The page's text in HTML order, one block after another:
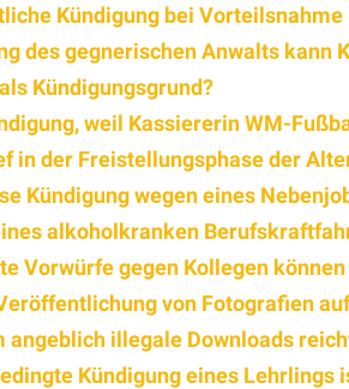
Kündigung bei
des gegnerischen Anwalts kann
Kündigungsgrund?
weil Kassiererin WM-
in der Freistellungsphase der
Kündigung wegen eines
alkoholkranken
Vorwürfe gegen Kollegen
von Fotografien
angeblich illegale Downloads
Kündigung eines